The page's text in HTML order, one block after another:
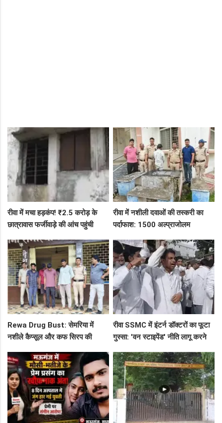
रीवा में मचा हड़कंप! ₹2.5 करोड़ के
छात्रावास फर्जीवाड़े की आंच पहुंची
एक्शन लेटर
रीवा में नशीली दवाओं की तस्करी का
पर्दाफाश: 1500 अल्प्राजोलम
सप्लाई चेन
Rewa Drug Bust: सेमरिया में
नशीले कैप्सूल और कफ सिरप की
के पीछे
रीवा SSMC में इंटर्न डॉक्टरों का फूटा
गुस्सा: 'वन स्टाइपेंड' नीति लागू करने
छात्र